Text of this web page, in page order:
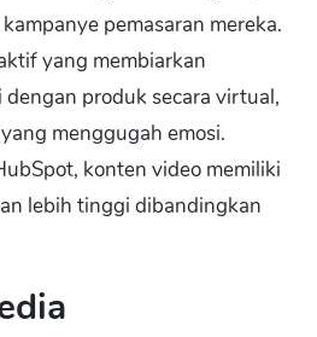
pemasaran mereka.
yang membiarkan
produk secara virtual,
menggugah emosi.
konten video memiliki
lebih tinggi dibandingkan